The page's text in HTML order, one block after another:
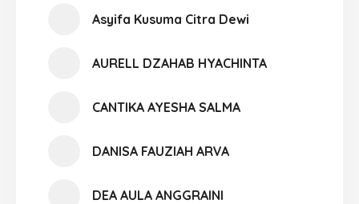
Asyifa Kusuma Citra Dewi
AURELL DZAHAB HYACHINTA
CANTIKA AYESHA SALMA
DANISA FAUZIAH ARVA
DEA AULA ANGGRAINI